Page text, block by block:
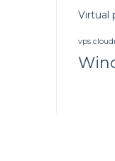
Virtual
vps